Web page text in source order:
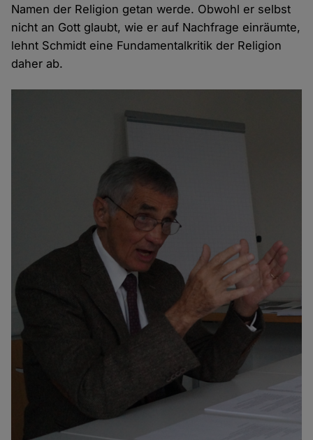
Namen der Religion getan werde. Obwohl er selbst
nicht an Gott glaubt, wie er auf Nachfrage einräumte,
lehnt Schmidt eine Fundamentalkritik der Religion
daher ab.